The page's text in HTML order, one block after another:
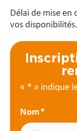
Délai de mise en
vos disponibilités.
« * » indique
Nom*